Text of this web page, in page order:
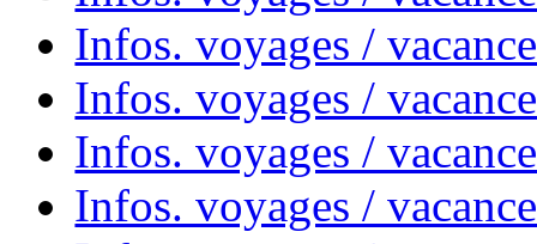
Infos. voyages /
Infos. voyages /
Infos. voyages /
Infos. voyages /